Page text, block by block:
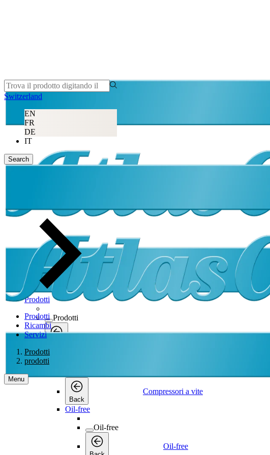
Switzerland
EN
FR
DE
IT
Search
Prodotti
Ricambi
Servizi
Prodotti
prodotti
Menu
Prodotti
Prodotti
Prodotti
Compressori a vite
Back
Compressori a vite
Oil-free
Oil-free
Oil-free